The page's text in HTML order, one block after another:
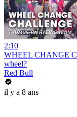
2:10
WHEEL CHANGE
wheel?
Red Bull
il y a 8 ans